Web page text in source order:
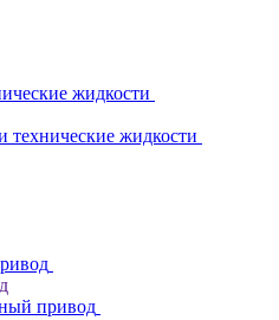
жидкости
технические жидкости
привод